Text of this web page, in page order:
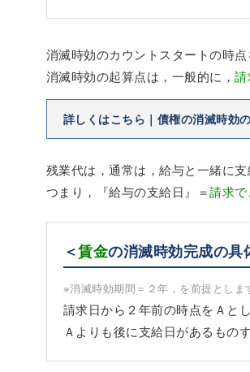
消滅時効のカウントスタートの時点
消滅時効の起算点は，一般的に，
詳しくはこちら｜債権の消滅時効
残業代は，通常は，給与と一緒に
つまり，『給与の支給日』＝請求
＜賃金の消滅時効完成の具
※消滅時効期間＝２年，を前提としま
請求日から２年前の時点をＡとし
Ａよりも後に支給日があるもの